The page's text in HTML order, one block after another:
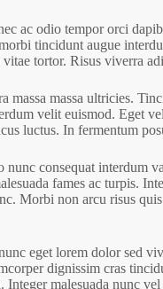
ac odio tempor orci
tincidunt augue
tortor. Risus viverra
massa ultricies.
velit euismod. Eget
luctus. In fermentum
consequat interdum
fames ac turpis.
Morbi non arcu risus
eget lorem dolor sed
dignissim cras
malesuada nunc